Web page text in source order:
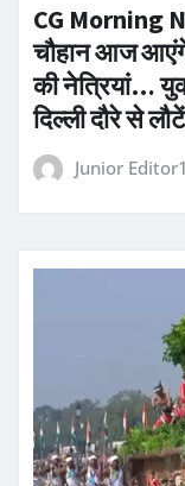
CG Morning
चौहान आज आएंगे
की नेत्रियां…
दिल्ली दौरे से
Junior Editor1